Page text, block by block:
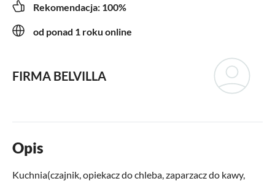
Rekomendacja: 100%
od ponad 1 roku online
FIRMA BELVILLA
Opis
Kuchnia(czajnik, opiekacz do chleba, zaparzacz do kawy,